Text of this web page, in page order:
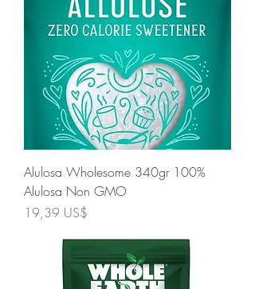
Alulosa Wholesome 340gr 100%
Alulosa Non GMO
Precio
19,39 US$